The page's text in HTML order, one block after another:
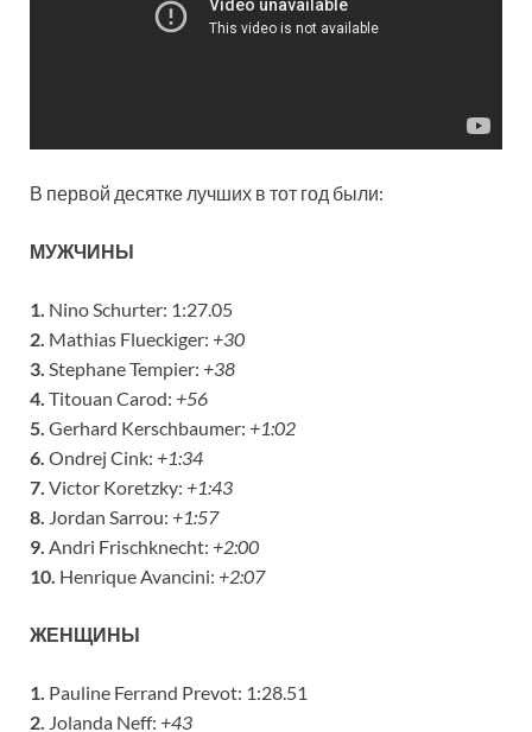
В первой десятке лучших в тот год были:
МУЖЧИНЫ
1. Nino Schurter: 1:27.05
2. Mathias Flueckiger: +30
3. Stephane Tempier: +38
4. Titouan Carod: +56
5. Gerhard Kerschbaumer: +1:02
6. Ondrej Cink: +1:34
7. Victor Koretzky: +1:43
8. Jordan Sarrou: +1:57
9. Andri Frischknecht: +2:00
10. Henrique Avancini: +2:07
ЖЕНЩИНЫ
1. Pauline Ferrand Prevot: 1:28.51
2. Jolanda Neff: +43